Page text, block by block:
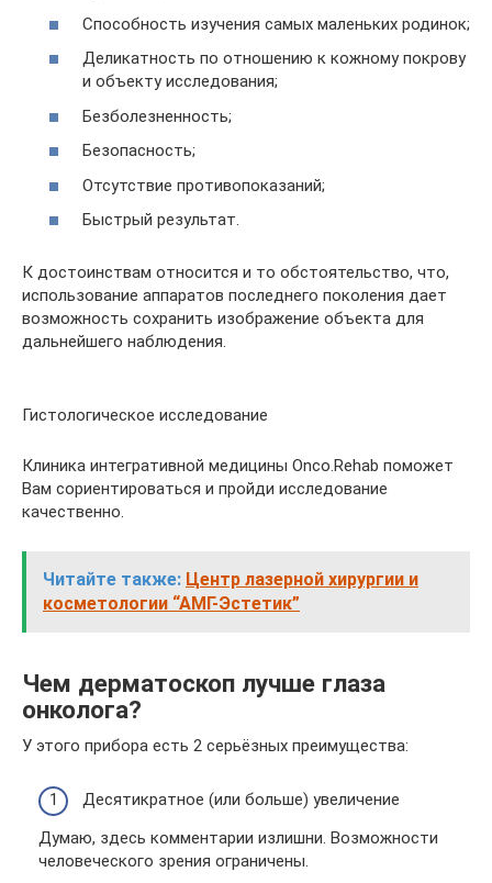
Способность изучения самых маленьких родинок;
Деликатность по отношению к кожному покрову
и объекту исследования;
Безболезненность;
Безопасность;
Отсутствие противопоказаний;
Быстрый результат.
К достоинствам относится и то обстоятельство, что,
использование аппаратов последнего поколения дает
возможность сохранить изображение объекта для
дальнейшего наблюдения.
Гистологическое исследование
Клиника интегративной медицины Onco.Rehab поможет
Вам сориентироваться и пройди исследование
качественно.
Читайте также: Центр лазерной хирургии и
косметологии “АМГ-Эстетик”
Чем дерматоскоп лучше глаза
онколога?
У этого прибора есть 2 серьёзных преимущества:
Десятикратное (или больше) увеличение
Думаю, здесь комментарии излишни. Возможности
человеческого зрения ограничены.